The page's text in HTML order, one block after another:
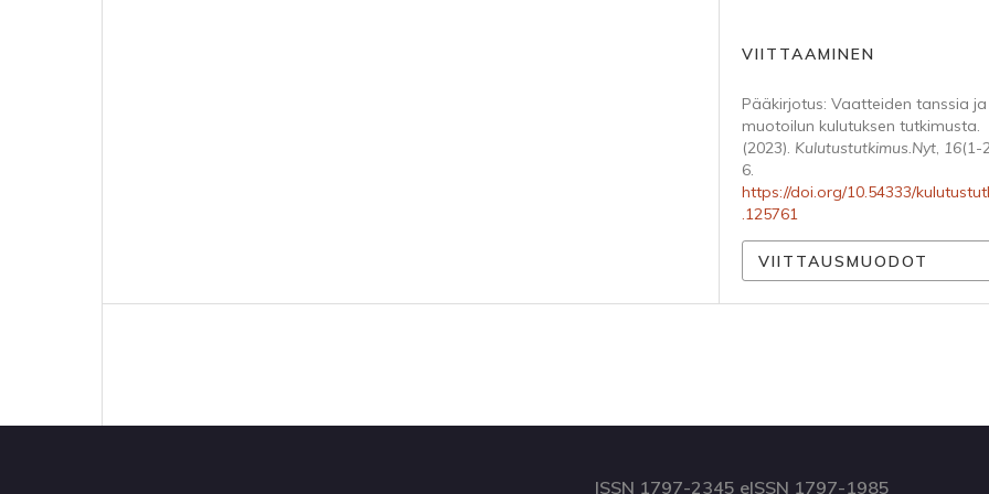
VIITTAAMINEN
Pääkirjotus: Vaatteiden tanssia ja
muotoilun kulutuksen tutkimusta.
(2023). Kulutustutkimus.Nyt, 16(1-
6.
https://doi.org/10.54333/
.125761
VIITTAUSMUODOT
ISSN 1797-2345 eISSN 1797-1985